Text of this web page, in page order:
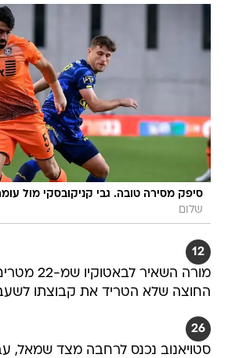
סיפק מסירה טובה. גבי קניקובסקי מול
שלום
12
מורה השאיר
החוצה שלא הטריד את קבוצתו
26
סטויאנוב נכנס לרחבה מצד שמאל,